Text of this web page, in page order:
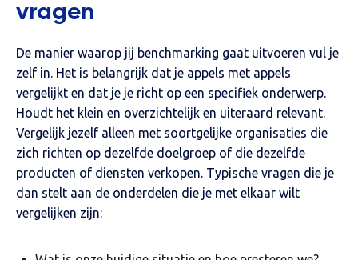
vragen
De manier waarop jij benchmarking gaat uitvoeren vul je
zelf in. Het is belangrijk dat je appels met appels
vergelijkt en dat je je richt op een specifiek onderwerp.
Houdt het klein en overzichtelijk en uiteraard relevant.
Vergelijk jezelf alleen met soortgelijke organisaties die
zich richten op dezelfde doelgroep of die dezelfde
producten of diensten verkopen. Typische vragen die je
dan stelt aan de onderdelen die je met elkaar wilt
vergelijken zijn: